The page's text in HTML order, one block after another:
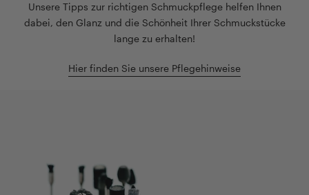
Unsere Tipps zur richtigen Schmuckpflege helfen Ihnen
dabei, den Glanz und die Schönheit Ihrer Schmuckstücke
lange zu erhalten!
Hier finden Sie unsere Pflegehinweise